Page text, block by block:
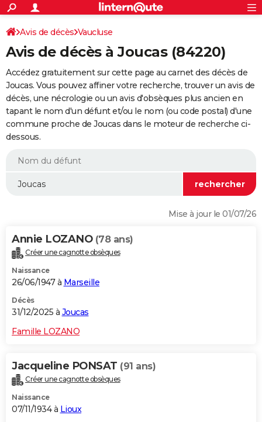
ACTUALITÉS
Politique
Société
Faits Divers
Education
Monde
Villes
+
SPORT
Coupe du monde 2026
Football
Tennis
Cyclisme
Rugby
Forum
Programme TV
TNT
Streaming
Cinéma
Sorties cinéma
Musique
+
FINANCE
Retraite
Epargne
Immobilier
Risques naturels par ville
Assurance
AUTO
Essais
Réserver un essai
Citadines
Berlines
SUV
Forum auto
+
HIGH-TECH
BRICOLAGE
WEEK-END
Alimentation
Guide de la santé
Maladies
Médicaments
Sommeil
VOYAGE
Destinations
City break
Voyage nature
Voyage de noces
Forum
Climat
+PHOTO
GUIDES D'ACHAT
Carte de Noël
Carte Bonne année
Carte Saint-Valentin
Carte Pâques
Carte d'anniversaire
DICTIONNAIRE
Dictionnaire
Biographies
Citations
Expressions
Proverbes
PROGRAMME TV
Avis de décès Vaucluse
Avis de décès à Joucas (84220)
Accédez gratuitement sur cette page au carnet des décès de
Joucas. Vous pouvez affiner votre recherche, trouver un avis de
décès, une nécrologie ou un avis d'obsèques plus ancien en
tapant le nom d'un défunt et/ou le nom (ou code postal) d'une
commune proche de Joucas dans le moteur de recherche ci-
dessous.
Mise à jour le 01/07/26
Annie LOZANO (78 ans)
Créer une cagnotte obsèques
Naissance
26/06/1947 à Marseille
Décès
31/12/2025 à Joucas
Famille LOZANO
Jacqueline PONSAT (91 ans)
Créer une cagnotte obsèques
Naissance
07/11/1934 à Lioux